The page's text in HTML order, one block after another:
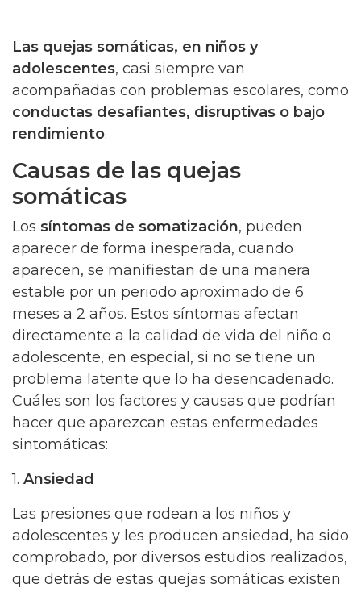
Las quejas somáticas, en niños y
adolescentes, casi siempre van
acompañadas con problemas escolares, como
conductas desafiantes, disruptivas o bajo
rendimiento.
Causas de las quejas
somáticas
Los síntomas de somatización, pueden
aparecer de forma inesperada, cuando
aparecen, se manifiestan de una manera
estable por un periodo aproximado de 6
meses a 2 años. Estos síntomas afectan
directamente a la calidad de vida del niño o
adolescente, en especial, si no se tiene un
problema latente que lo ha desencadenado.
Cuáles son los factores y causas que podrían
hacer que aparezcan estas enfermedades
sintomáticas:
1. Ansiedad
Las presiones que rodean a los niños y
adolescentes y les producen ansiedad, ha sido
comprobado, por diversos estudios realizados,
que detrás de estas quejas somáticas existen